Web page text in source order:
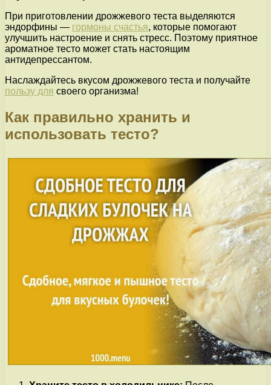
При приготовлении дрожжевого теста выделяются
эндорфины — гормоны счастья, которые помогают
улучшить настроение и снять стресс. Поэтому приятное
ароматное тесто может стать настоящим
антидепрессантом.
Наслаждайтесь вкусом дрожжевого теста и получайте
пользу для своего организма!
Как правильно хранить и
использовать тесто?